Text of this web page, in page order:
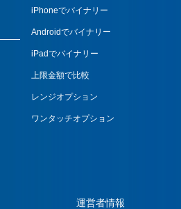
iPhoneでバイナリー
Androidでバイナリー
iPadでバイナリー
上限金額で比較
レンジオプション
ワンタッチオプション
運営者情報